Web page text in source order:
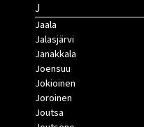
J
Jaala
Jalasjärvi
Janakkala
Joensuu
Jokioinen
Joroinen
Joutsa